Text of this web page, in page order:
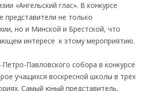
«Ангельский глас». В конкурсе
представители не только
но и Минской и Брестской, что
интересе к этому мероприятию.
Павловского собора в конкурсе
учащихся воскресной школы в трёх
Самый юный представитель,